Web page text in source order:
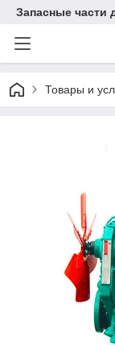
Запасные части
Товары и